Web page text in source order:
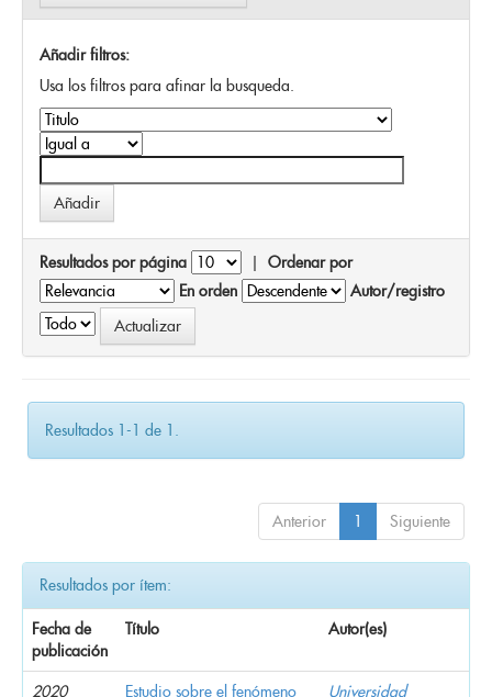
Añadir filtros:
Usa los filtros para afinar la busqueda.
Resultados por página | Ordenar por
En orden
Autor/registro
Resultados 1-1 de 1.
Anterior 1 Siguiente
Resultados por ítem:
Fecha de
publicación
Título Autor(es)
2020
Estudio sobre el fenómeno
Universidad